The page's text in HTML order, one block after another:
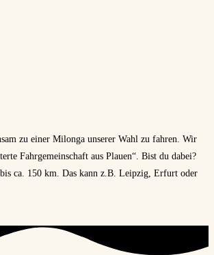
zu einer Milonga unserer Wahl zu fahren. Wir
Fahrgemeinschaft aus Plauen“. Bist du dabei?
ca. 150 km. Das kann z.B. Leipzig, Erfurt oder